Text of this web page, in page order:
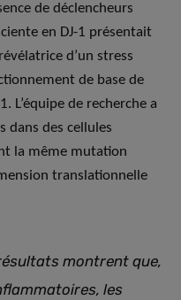
de déclencheurs
en DJ-1 présentait
d’un stress
de base de
L’équipe de recherche a
dans des cellules
la même mutation
translationnelle
montrent que,
les